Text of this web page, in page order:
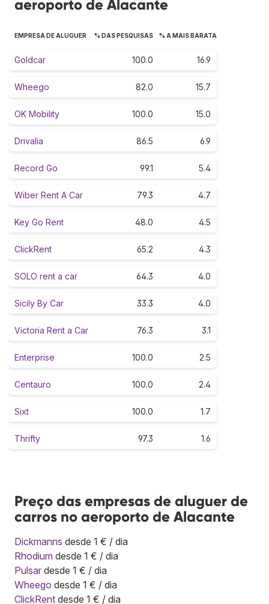
aeroporto de Alacante
EMPRESA DE ALUGUER % DAS PESQUISAS % A MAIS BARATA
Goldcar 100.0 16.9
Wheego 82.0 15.7
OK Mobility 100.0 15.0
Drivalia 86.5 6.9
Record Go 99.1 5.4
Wiber Rent A Car 79.3 4.7
Key Go Rent 48.0 4.5
ClickRent 65.2 4.3
SOLO rent a car 64.3 4.0
Sicily By Car 33.3 4.0
Victoria Rent a Car 76.3 3.1
Enterprise 100.0 2.5
Centauro 100.0 2.4
Sixt 100.0 1.7
Thrifty 97.3 1.6
Preço das empresas de aluguer de
carros no aeroporto de Alacante
Dickmanns desde 1 € / dia
Rhodium desde 1 € / dia
Pulsar desde 1 € / dia
Wheego desde 1 € / dia
ClickRent desde 1 € / dia